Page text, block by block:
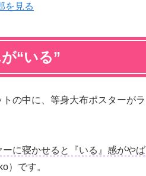
を見る
“いる”
の中に、等身大布ポスターがラ
ーに寝かせると『いる』感がやば
）です。